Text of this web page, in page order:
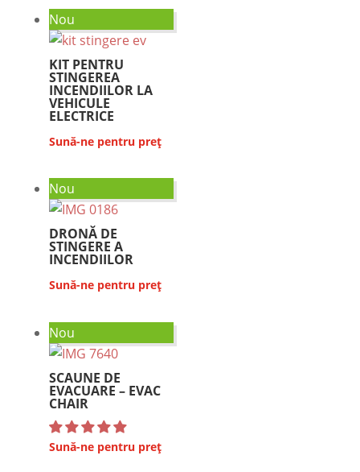
Nou
KIT PENTRU
STINGEREA
INCENDIILOR LA
VEHICULE
ELECTRICE
Sună-ne pentru preț
Nou
DRONĂ DE
STINGERE A
INCENDIILOR
Sună-ne pentru preț
Nou
SCAUNE DE
EVACUARE – EVAC
CHAIR
Sună-ne pentru preț